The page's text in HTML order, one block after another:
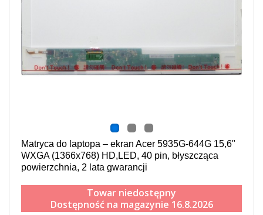
Matryca do laptopa – ekran Acer 5935G-644G 15,6"
WXGA (1366x768) HD,LED, 40 pin, błyszcząca
powierzchnia, 2 lata gwarancji
Towar niedostępny
Dostępność na magazynie 16.8.2026